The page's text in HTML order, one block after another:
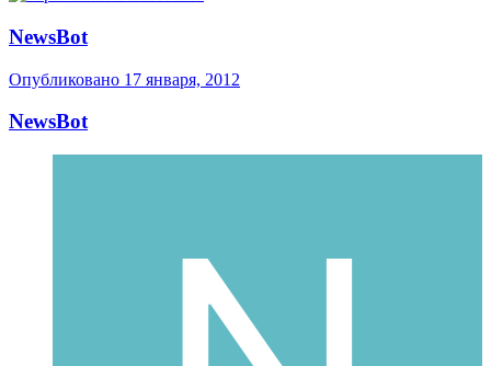
NewsBot
Опубликовано 17 января, 2012
NewsBot